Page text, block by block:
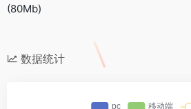
(80Mb)
数据统计